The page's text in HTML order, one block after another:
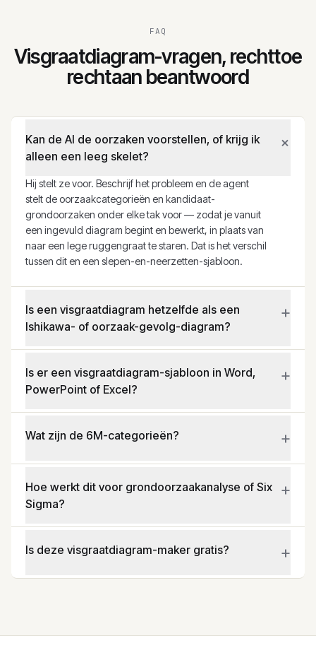
FAQ
Visgraatdiagram-vragen, rechttoe
rechtaan beantwoord
Kan de AI de oorzaken voorstellen, of krijg ik
alleen een leeg skelet?
+
Hij stelt ze voor. Beschrijf het probleem en de agent
stelt de oorzaakcategorieën en kandidaat-
grondoorzaken onder elke tak voor — zodat je vanuit
een ingevuld diagram begint en bewerkt, in plaats van
naar een lege ruggengraat te staren. Dat is het verschil
tussen dit en een slepen-en-neerzetten-sjabloon.
Is een visgraatdiagram hetzelfde als een
Ishikawa- of oorzaak-gevolg-diagram?
+
Is er een visgraatdiagram-sjabloon in Word,
PowerPoint of Excel?
+
Wat zijn de 6M-categorieën? +
Hoe werkt dit voor grondoorzaakanalyse of Six
Sigma?
+
Is deze visgraatdiagram-maker gratis? +